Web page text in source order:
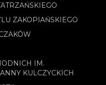
ZAKOPIAŃSKIEGO
IM.
KULCZYCKICH